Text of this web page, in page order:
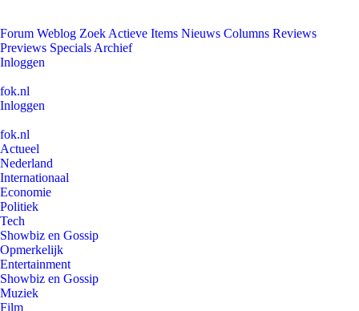
Forum Weblog Zoek Actieve Items Nieuws Columns Reviews
Previews Specials Archief
Inloggen
fok.nl
Inloggen
fok.nl
Actueel
Nederland
Internationaal
Economie
Politiek
Tech
Showbiz en Gossip
Opmerkelijk
Entertainment
Showbiz en Gossip
Muziek
Film